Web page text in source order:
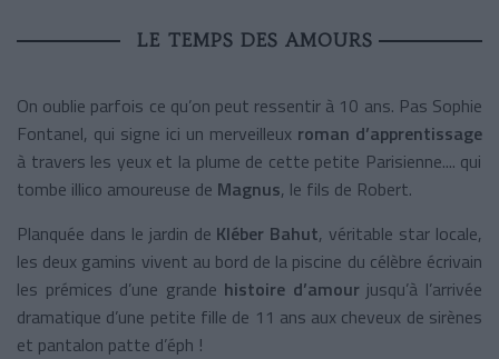
LE TEMPS DES AMOURS
On oublie parfois ce qu’on peut ressentir à 10 ans. Pas Sophie
Fontanel, qui signe ici un merveilleux roman d’apprentissage
à travers les yeux et la plume de cette petite Parisienne.... qui
tombe illico amoureuse de Magnus, le fils de Robert.
Planquée dans le jardin de Kléber Bahut, véritable star locale,
les deux gamins vivent au bord de la piscine du célèbre écrivain
les prémices d’une grande histoire d’amourjusqu’à l’arrivée
dramatique d’une petite fille de 11 ans aux cheveux de sirènes
et pantalon patte d’éph !